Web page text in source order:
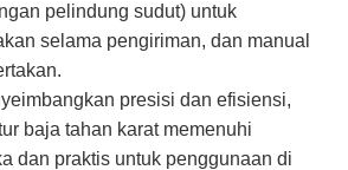
pelindung sudut) untuk
selama pengiriman, dan manual
presisi dan efisiensi,
baja tahan karat memenuhi
dan praktis untuk penggunaan di